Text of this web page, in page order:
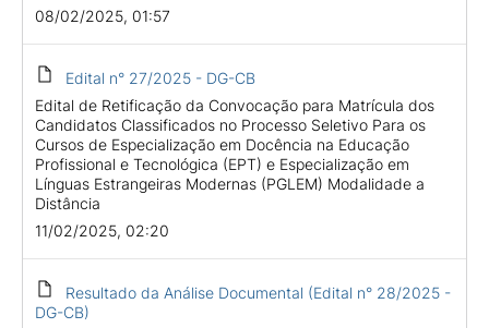
08/02/2025, 01:57
Edital n° 27/2025 - DG-CB
Edital de Retificação da Convocação para Matrícula dos
Candidatos Classificados no Processo Seletivo Para os
Cursos de Especialização em Docência na Educação
Profissional e Tecnológica (EPT) e Especialização em
Línguas Estrangeiras Modernas (PGLEM) Modalidade a
Distância
11/02/2025, 02:20
Resultado da Análise Documental (Edital n° 28/2025 -
DG-CB)